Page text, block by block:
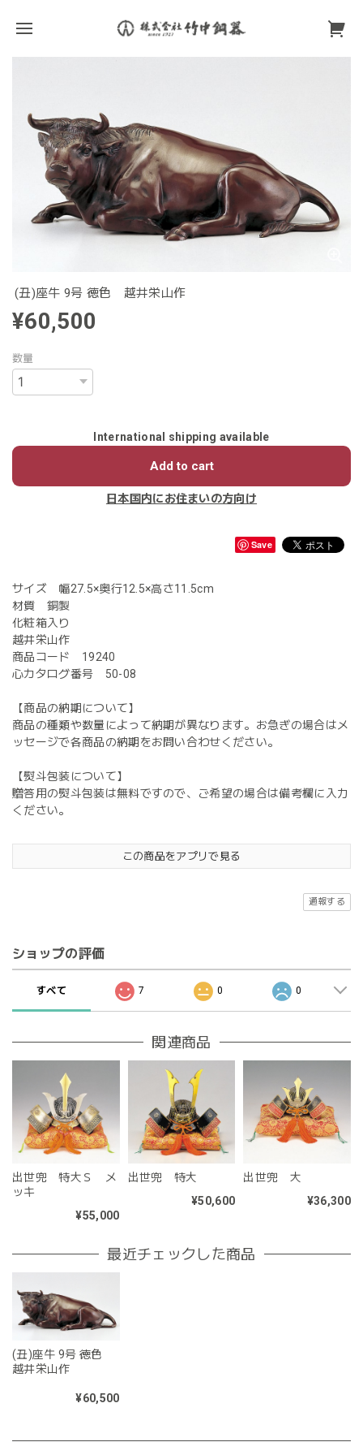
(丑)座牛 9号 徳色 越井栄山作
¥60,500
数量
International shipping available
Add to cart
日本国内にお住まいの方向け
Save
サイズ 幅27.5×奥行12.5×高さ11.5cm
材質 銅製
化粧箱入り
越井栄山作
商品コード 19240
心カタログ番号 50-08
【商品の納期について】
商品の種類や数量によって納期が異なります。お急ぎの場合はメ
ッセージで各商品の納期をお問い合わせください。
【熨斗包装について】
贈答用の熨斗包装は無料ですので、ご希望の場合は備考欄に入力
ください。
この商品をアプリで見る
通報する
ショップの評価
すべて 7 0 0
関連商品
出世兜 特大Ｓ メ
ッキ
¥55,000
出世兜 特大
¥50,600
出世兜 大
¥36,300
最近チェックした商品
(丑)座牛 9号 徳色
越井栄山作
¥60,500